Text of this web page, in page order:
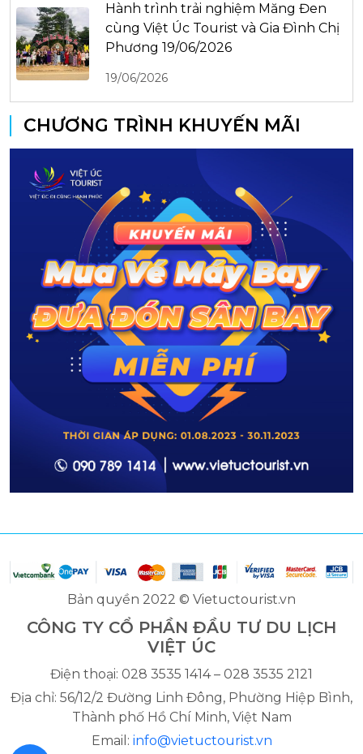
Hành trình trải nghiệm Măng Đen
cùng Việt Úc Tourist và Gia Đình Chị
Phương 19/06/2026
19/06/2026
CHƯƠNG TRÌNH KHUYẾN MÃI
Bản quyền 2022 © Vietuctourist.vn
CÔNG TY CỔ PHẦN ĐẦU TƯ DU LỊCH
VIỆT ÚC
Điện thoại: 028 3535 1414 – 028 3535 2121
Địa chỉ: 56/12/2 Đường Linh Đông, Phường Hiệp Bình,
Thành phố Hồ Chí Minh, Việt Nam
Email: info@vietuctourist.vn